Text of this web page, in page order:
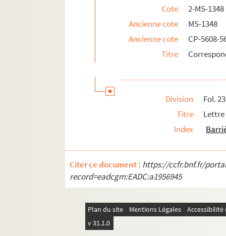
Fol. 119. Lettre de Chassérieux
Fol. 120. Lettres et télégramme de
Fol. 128. Lettres de Léon Cléry
Fol. 130. Lettre d'A. Colleville
Fol. 139. Lettre d'Eugène Courmeaux
Fol. 141. Lettre de Lucien Cressonnois
Fol. 144. Lettre d'Antoine Cros
Fol. 154. Lettre de Nelly Dellsart
Fol. 155. Carte de Denfert-Rochereau
Fol. 157. Lettre de Judith Derosne
Fol. 158. Carte d'Adolphe Desbarrolles
Cote
2-MS-1348
Ancienne cote
MS-1348
Ancienne cote
CP-5608-
Titre
Division
Fol. 23
Titre
Index
Citer ce document : https://ccfr.bnf.fr/
record=eadcgm:EADC:a1956945
Plan du site Mentions Légales
v 31.1.0